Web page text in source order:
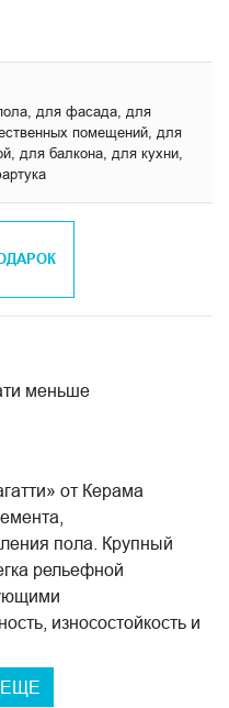
для фасада, для
помещений, для
для балкона, для кухни,
меньше
от Керама
пола. Крупный
рельефной
износостойкость и
мозаика», не
ЕЩЕ